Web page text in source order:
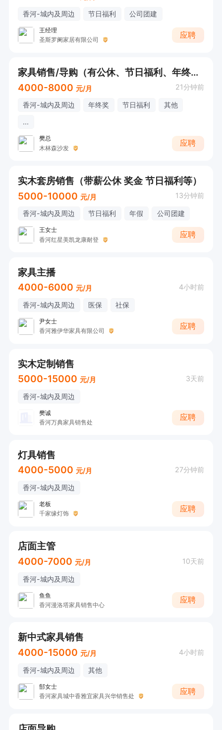
香河-城内及周边
节日福利 公司团建
王经理
圣斯罗阑家居有限公司
应聘
家具销售/导购（有公休、节日福利、年终奖）
4000-8000 元/月 21分钟前
香河-城内及周边 年终奖 节日福利
其他
...
樊总
木林森沙发
应聘
实木套房销售（带薪公休 奖金 节日福利等）
5000-10000 元/月 13分钟前
香河-城内及周边 节日福利 年假 公司团建
王女士
香河红星美凯龙康耐登
应聘
家具主播
4000-6000 元/月 4小时前
香河-城内及周边 医保 社保
尹女士
香河雅伊华家具有限公司
应聘
实木定制销售
5000-15000 元/月 3天前
香河-城内及周边
樊诚
香河万典家具销售处
应聘
灯具销售
4000-5000 元/月 27分钟前
香河-城内及周边
老板
千家缘灯饰
应聘
店面主管
4000-7000 元/月 10天前
香河-城内及周边
鱼鱼
香河漫洛塔家具销售中心
应聘
新中式家具销售
4000-15000 元/月 4小时前
香河-城内及周边 其他
郜女士
香河家具城中香雅宜家具兴华销售处
应聘